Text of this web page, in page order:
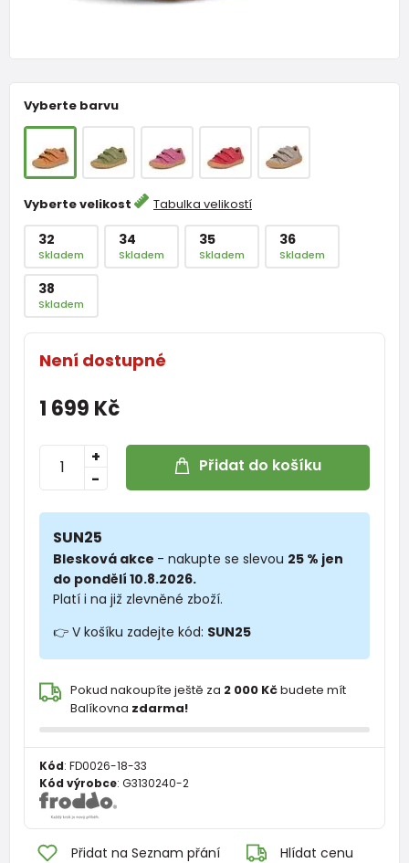
Vyberte barvu
Vyberte velikost Tabulka velikostí
32
Skladem
34
Skladem
35
Skladem
36
Skladem
38
Skladem
Není dostupné
1 699 Kč
-
+ Přidat do košíku
SUN25
Blesková akce - nakupte se slevou 25 % jen
do pondělí 10.8.2026.
Platí i na již zlevněné zboží.
👉 V košíku zadejte kód: SUN25
Pokud nakoupíte ještě za 2 000 Kčbudete mít
Balíkovna zdarma!
Kód: FD0026-18-33
Kód výrobce: G3130240-2
Přidat na Seznam přání Hlídat cenu